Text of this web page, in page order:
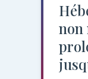
non